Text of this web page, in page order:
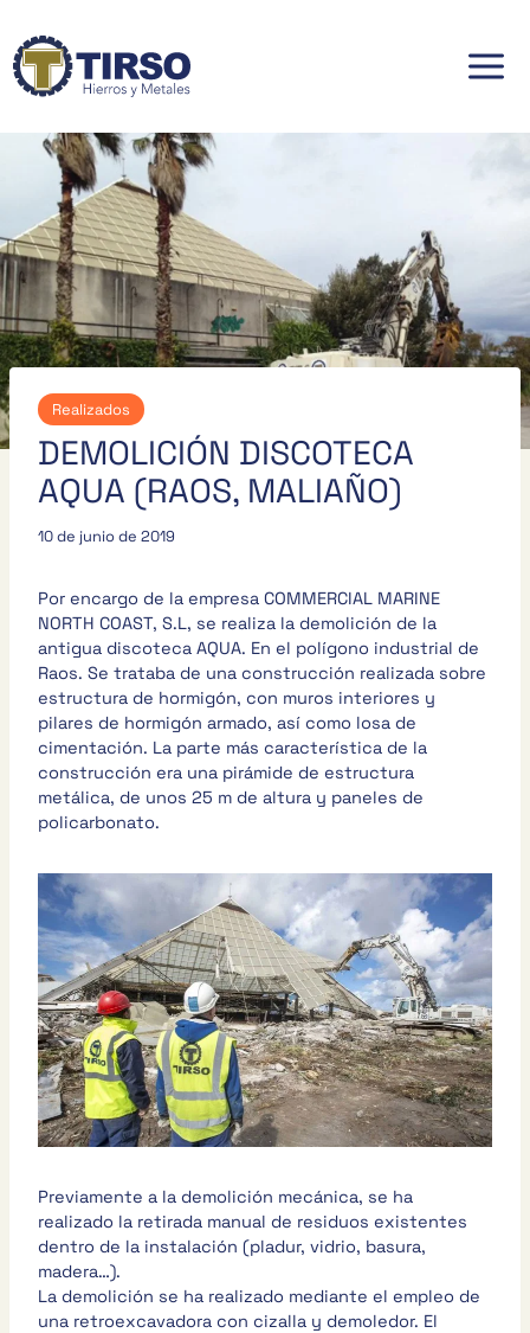
contenido
Realizados
DEMOLICIÓN DISCOTECA
AQUA (RAOS, MALIAÑO)
10 de junio de 2019
Por encargo de la empresa COMMERCIAL MARINE
NORTH COAST, S.L, se realiza la demolición de la
antigua discoteca AQUA. En el polígono industrial de
Raos. Se trataba de una construcción realizada sobre
estructura de hormigón, con muros interiores y
pilares de hormigón armado, así como losa de
cimentación. La parte más característica de la
construcción era una pirámide de estructura
metálica, de unos 25 m de altura y paneles de
policarbonato.
Previamente a la demolición mecánica, se ha
realizado la retirada manual de residuos existentes
dentro de la instalación (pladur, vidrio, basura,
madera…).
La demolición se ha realizado mediante el empleo de
una retroexcavadora con cizalla y demoledor. El